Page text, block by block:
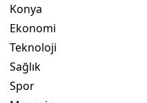
Konya
Ekonomi
Teknoloji
Sağlık
Spor